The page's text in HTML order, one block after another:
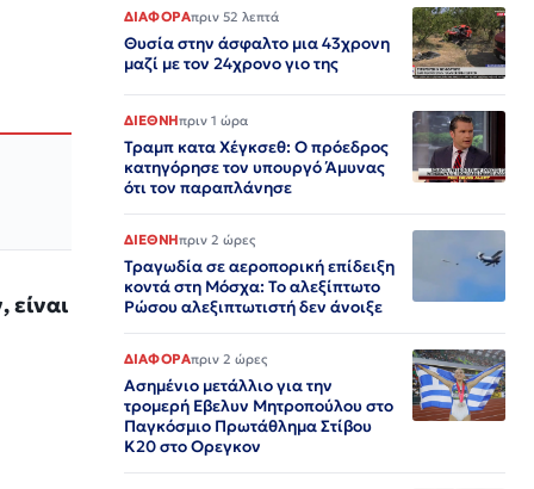
ΔΙΑΦΟΡΑπριν 52 λεπτά
Θυσία στην άσφαλτο μια 43χρονη
μαζί με τον 24χρονο γιο της
ΔΙΕΘΝΗπριν 1 ώρα
Τραμπ κατα Χέγκσεθ: Ο πρόεδρος
κατηγόρησε τον υπουργό Άμυνας
ότι τον παραπλάνησε
ΔΙΕΘΝΗπριν 2 ώρες
Τραγωδία σε αεροπορική επίδειξη
κοντά στη Μόσχα: Το αλεξίπτωτο
Ρώσου αλεξιπτωτιστή δεν άνοιξε
ΔΙΑΦΟΡΑπριν 2 ώρες
Ασημένιο μετάλλιο για την
τρομερή Εβελυν Μητροπούλου στο
Παγκόσμιο Πρωτάθλημα Στίβου
Κ20 στο Ορεγκον